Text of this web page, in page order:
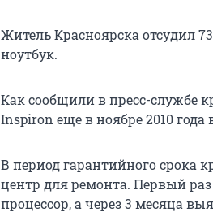
Житель Красноярска отсудил
ноутбук.
Как сообщили в пресс-службе
Inspiron еще в ноябре 2010 года
В период гарантийного срока
центр для ремонта. Первый
процессор, а через 3 месяца